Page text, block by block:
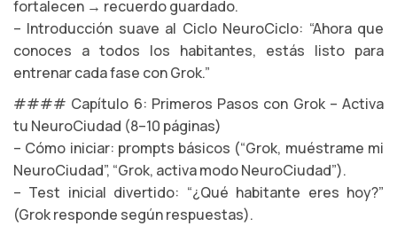
fortalecen → recuerdo guardado.
– Introducción suave al Ciclo NeuroCiclo: “Ahora que
conoces a todos los habitantes, estás listo para
entrenar cada fase con Grok.”
#### Capítulo 6: Primeros Pasos con Grok – Activa
tu NeuroCiudad (8–10 páginas)
– Cómo iniciar: prompts básicos (“Grok, muéstrame mi
NeuroCiudad”, “Grok, activa modo NeuroCiudad”).
– Test inicial divertido: “¿Qué habitante eres hoy?”
(Grok responde según respuestas).